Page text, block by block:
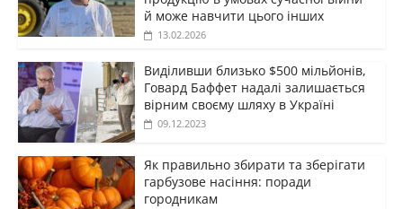
й може навчити цього інших
13.02.2026
Виділивши близько $500 мільйонів,
Говард Баффет надалі залишається
вірним своєму шляху в Україні
09.12.2023
Як правильно збирати та зберігати
гарбузове насіння: поради
городникам